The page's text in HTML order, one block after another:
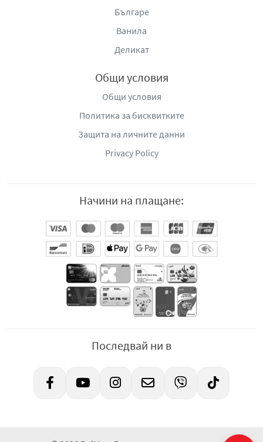
Българе
Ванила
Деликат
Общи условия
Общи условия
Политика за бисквитките
Защита на личните данни
Privacy Policy
Начини на плащане:
Последвай ни в